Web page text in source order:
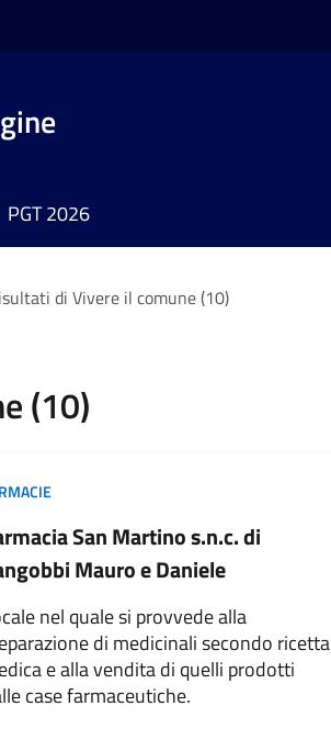
PGT 2026
di Vivere il comune (10)
(10)
San Martino s.n.c. di
Mauro e Daniele
nel quale si provvede alla
di medicinali secondo ricetta
e alla vendita di quelli prodotti
case farmaceutiche.